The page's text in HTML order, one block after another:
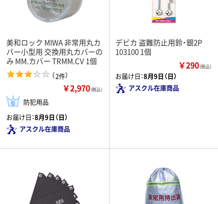
美和ロック MIWA 非常用丸カ
バー小型用 交換用丸カバーの
み MM.カバー TRMM.CV 1個
（2件）
￥2,970（税込）
防犯用品
お届け日：8月9日（日）
アスクル在庫商品
デビカ 盗難防止用鈴・銀2P
103100 1個
￥290（税込）
お届け日：8月9日（日）
アスクル在庫商品